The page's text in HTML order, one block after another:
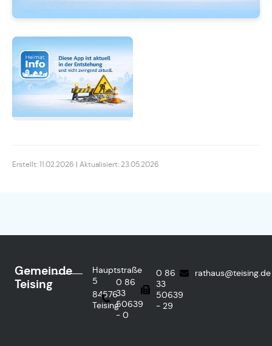
Erstellt: 11.02.2026 | Aktualisiert: 23.05.2026
Gemeinde
Teising
Hauptstraße
5
84576
Teising
0 86
33
50639
- 0
0 86
33
50639
- 29
rathaus@teising.de